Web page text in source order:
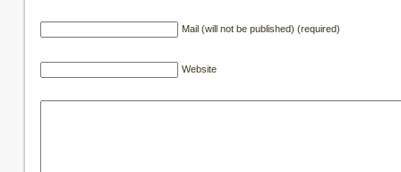
Mail (will not be published) (required)
Website